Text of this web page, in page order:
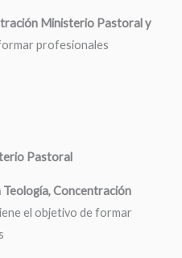
Ministerio Pastoral y
profesionales
Pastoral
Concentración
el objetivo de formar